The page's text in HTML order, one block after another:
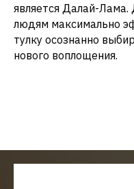
является Далай-Лама.
людям максимально
тулку осознанно
нового воплощения.